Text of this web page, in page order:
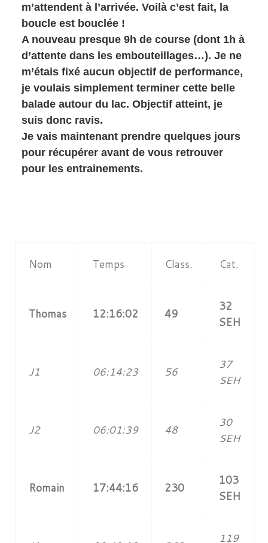
m’attendent à l’arrivée. Voilà c’est fait, la
boucle est bouclée !
A nouveau presque 9h de course (dont 1h à
d’attente dans les embouteillages…). Je ne
m’étais fixé aucun objectif de performance,
je voulais simplement terminer cette belle
balade autour du lac. Objectif atteint, je
suis donc ravis.
Je vais maintenant prendre quelques jours
pour récupérer avant de vous retrouver
pour les entrainements.
Nom Temps Class. Cat.
Thomas 12:16:02 49
32
SEH
J1 06:14:23 56
37
SEH
J2 06:01:39 48
30
SEH
Romain 17:44:16 230
103
SEH
119